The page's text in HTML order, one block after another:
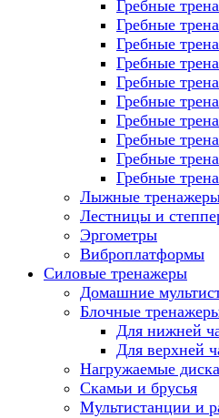
Гребные
Гребные
Гребные
Гребные
Гребные
Гребные
Гребные
Гребные
Гребные
Гребные
Лыжные
Лестницы и
Эргометры
Виброплатформы
Силовые тренажеры
Домашние
Блочные
Для нижней
Для верхней
Нагружаемые
Скамьи и брусья
Мультистанции и